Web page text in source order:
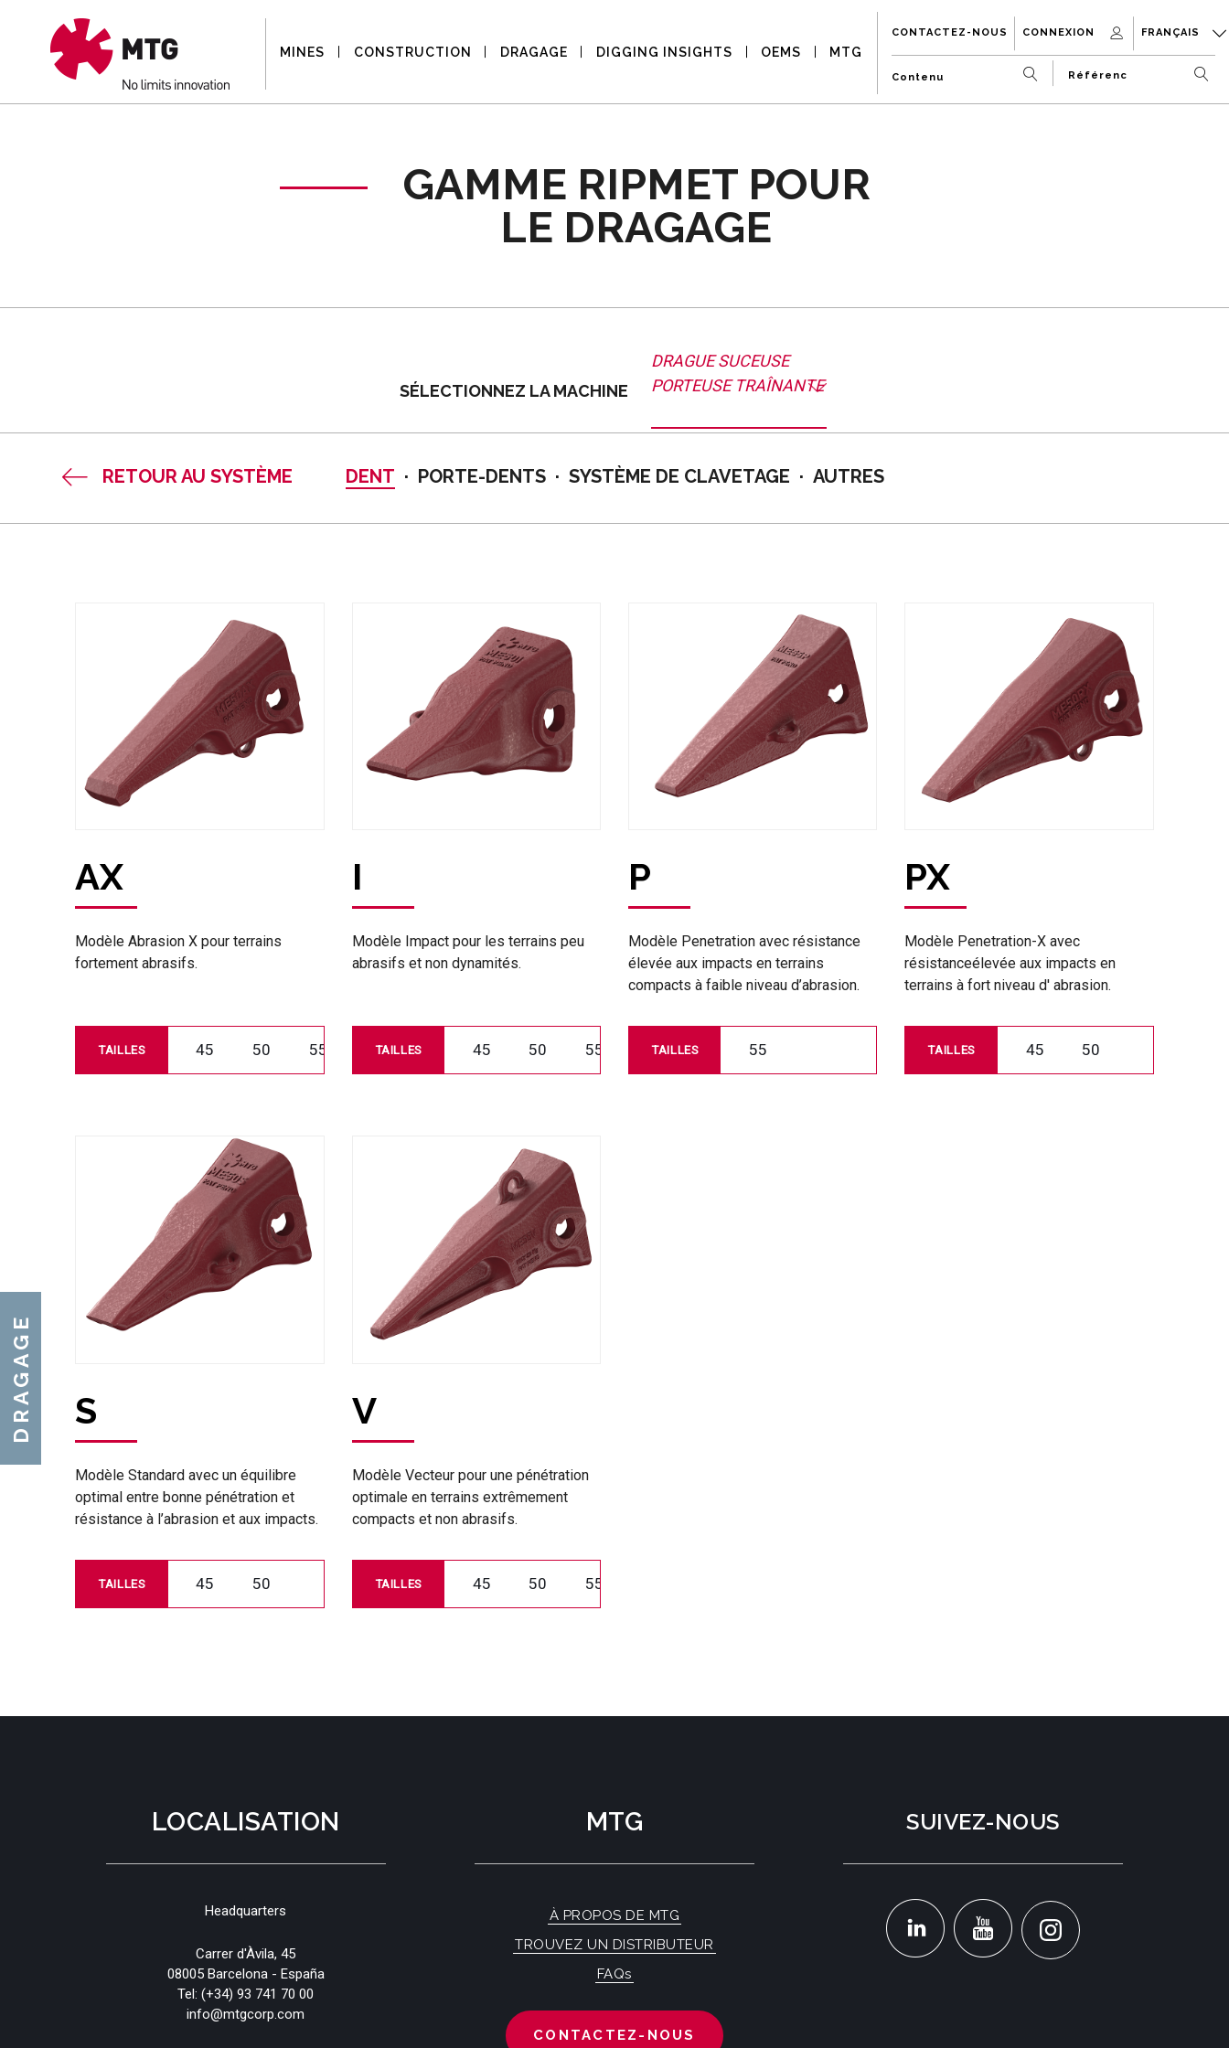
MINES CONSTRUCTION DRAGAGE DIGGING INSIGHTS OEMS MTG
CONTACTEZ-NOUS CONNEXION FRANÇAIS
GAMME RIPMET POUR
LE DRAGAGE
SÉLECTIONNEZ LA MACHINE
DRAGUE SUCEUSE
PORTEUSE TRAÎNANTE
RETOUR AU SYSTÈME DENT PORTE-DENTS SYSTÈME DE CLAVETAGE AUTRES
AX
Modèle Abrasion X pour terrains
fortement abrasifs.
TAILLES 45 50 55
I
Modèle Impact pour les terrains peu
abrasifs et non dynamités.
TAILLES 45 50 55
P
Modèle Penetration avec résistance
élevée aux impacts en terrains
compacts à faible niveau d’abrasion.
TAILLES 55
PX
Modèle Penetration-X avec
résistanceélevée aux impacts en
terrains à fort niveau d' abrasion.
TAILLES 45 50
S
Modèle Standard avec un équilibre
optimal entre bonne pénétration et
résistance à l’abrasion et aux impacts.
TAILLES 45 50
V
Modèle Vecteur pour une pénétration
optimale en terrains extrêmement
compacts et non abrasifs.
TAILLES 45 50 55
DRAGAGE
LOCALISATION
Headquarters
Carrer d'Àvila, 45
08005 Barcelona - España
Tel:(+34) 93 741 70 00
info@mtgcorp.com
MTG
À PROPOS DE MTG
TROUVEZ UN DISTRIBUTEUR
FAQs
CONTACTEZ-NOUS
SUIVEZ-NOUS